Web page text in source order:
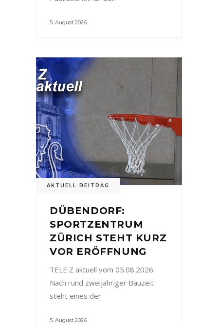
5. August 2026
AKTUELL BEITRAG
DÜBENDORF:
SPORTZENTRUM
ZÜRICH STEHT KURZ
VOR ERÖFFNUNG
TELE Z aktuell vom 05.08.2026:
Nach rund zweijähriger Bauzeit
steht eines der
5. August 2026